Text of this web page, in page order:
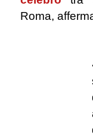
Roma,